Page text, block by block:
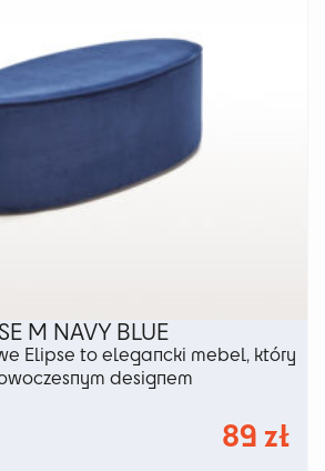
M NAVY BLUE
Elipse to elegancki mebel, który
designem
89 zł